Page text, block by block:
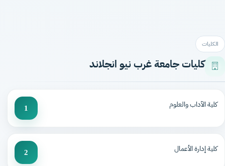
الكليات
كليات جامعة غرب نيو انجلاند
كلية الآداب والعلوم 1
كلية إدارة الأعمال 2